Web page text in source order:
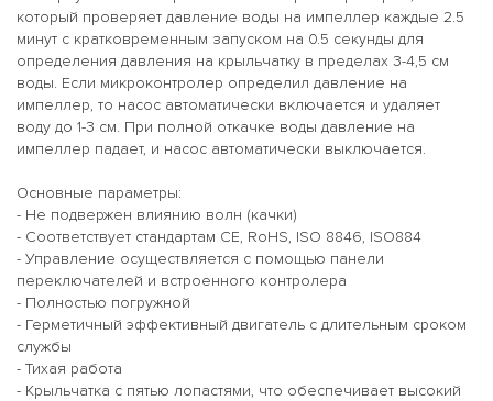
который проверяет давление воды на импеллер каждые 2.5
минут с кратковременным запуском на 0.5 секунды для
определения давления на крыльчатку в пределах 3-4,5 см
воды. Если микроконтролер определил давление на
импеллер, то насос автоматически включается и удаляет
воду до 1-3 см. При полной откачке воды давление на
импеллер падает, и насос автоматически выключается.
Основные параметры:
- Не подвержен влиянию волн (качки)
- Соответствует стандартам CE, RoHS, ISO 8846, ISO884
- Управление осуществляется с помощью панели
переключателей и встроенного контролера
- Полностью погружной
- Герметичный эффективный двигатель с длительным сроком
службы
- Тихая работа
- Крыльчатка с пятью лопастями, что обеспечивает высокий